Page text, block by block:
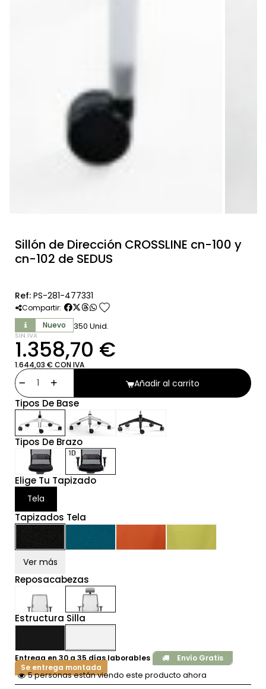
Sillón de Dirección CROSSLINE cn-100 y
cn-102 de SEDUS
Ref: PS-281-477331
Compartir: favorite
Nuevo 350 Unid.
SIN IVA
1.358,70 €
1.644,03 € CON IVA
Añadir al carrito
Tipos De Base
Tipos De Brazo
Elige Tu Tapizado
Tela
Tapizados Tela
Ver más
Reposacabezas
Estructura Silla
Entrega en 30 a 35 días laborables
Envío Gratis
Se entrega montada
5 personas están viendo este producto ahora